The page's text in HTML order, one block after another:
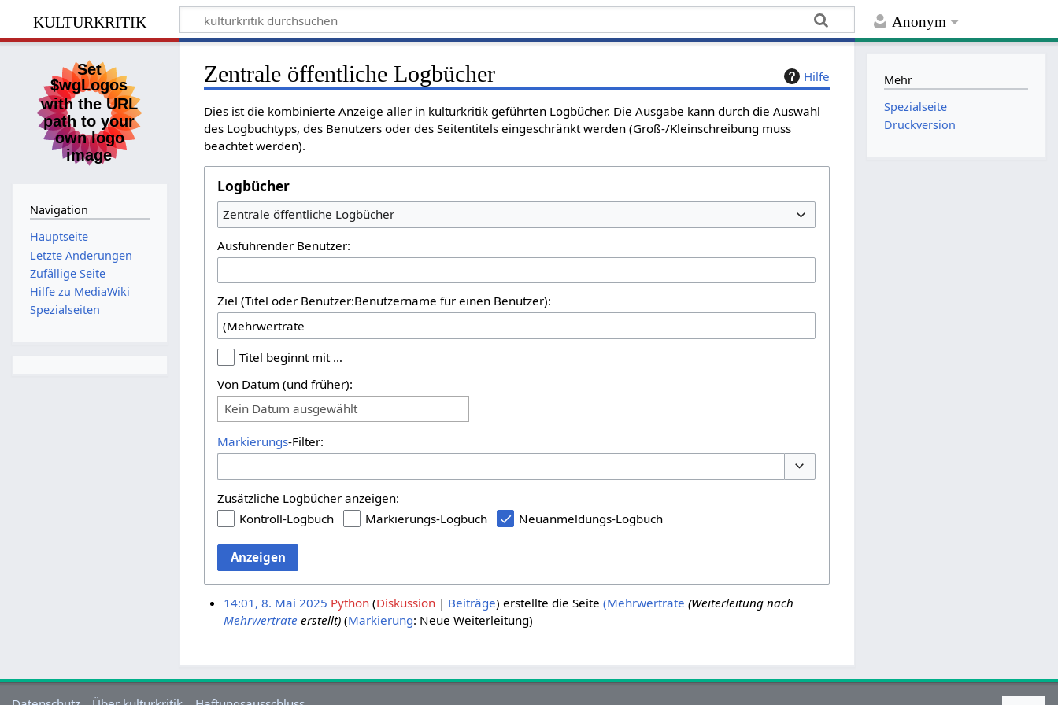
Anonym
kulturkritik
Hilfe
Zentrale öffentliche Logbücher
Dies ist die kombinierte Anzeige aller in kulturkritik geführten Logbücher. Die Ausgabe kann durch die Auswahl
des Logbuchtyps, des Benutzers oder des Seitentitels eingeschränkt werden (Groß-/Kleinschreibung muss
beachtet werden).
Logbücher
Zentrale öffentliche Logbücher
Ausführender Benutzer:
Ziel (Titel oder Benutzer:Benutzername für einen Benutzer):
Titel beginnt mit …
Von Datum (und früher):
Kein Datum ausgewählt
Markierungs-Filter:
Zusätzliche Logbücher anzeigen:
Kontroll-Logbuch
Markierungs-Logbuch Neuanmeldungs-Logbuch
Anzeigen
14:01, 8. Mai 2025 Python Diskussion Beiträge erstellte die Seite (Mehrwertrate (Weiterleitung nach
Mehrwertrate erstellt) Markierung: Neue Weiterleitung
Navigation
Hauptseite
Letzte Änderungen
Zufällige Seite
Hilfe zu MediaWiki
Spezialseiten
Mehr
Spezialseite
Druckversion